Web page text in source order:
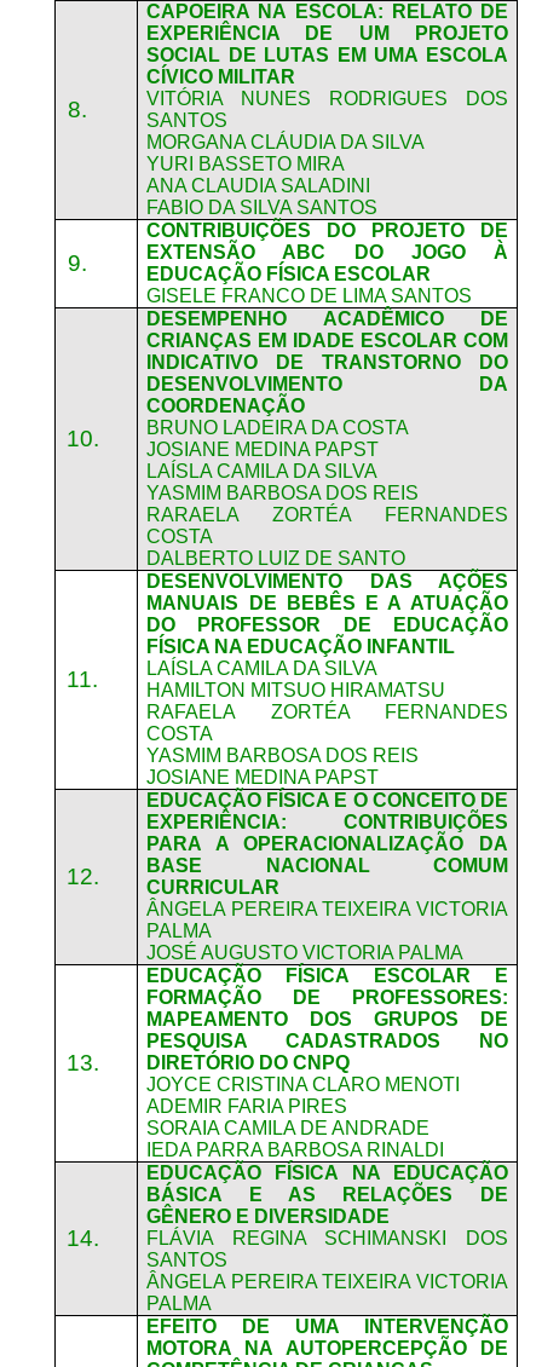
8.
CAPOEIRA NA ESCOLA: RELATO DE
EXPERIÊNCIA DE UM PROJETO
SOCIAL DE LUTAS EM UMA ESCOLA
CÍVICO MILITAR
VITÓRIA NUNES RODRIGUES DOS
SANTOS
MORGANA CLÁUDIA DA SILVA
YURI BASSETO MIRA
ANA CLAUDIA SALADINI
FABIO DA SILVA SANTOS
9.
CONTRIBUIÇÕES DO PROJETO DE
EXTENSÃO ABC DO JOGO À
EDUCAÇÃO FÍSICA ESCOLAR
GISELE FRANCO DE LIMA SANTOS
10.
DESEMPENHO ACADÊMICO DE
CRIANÇAS EM IDADE ESCOLAR COM
INDICATIVO DE TRANSTORNO DO
DESENVOLVIMENTO DA
COORDENAÇÃO
BRUNO LADEIRA DA COSTA
JOSIANE MEDINA PAPST
LAÍSLA CAMILA DA SILVA
YASMIM BARBOSA DOS REIS
RARAELA ZORTÉA FERNANDES
COSTA
DALBERTO LUIZ DE SANTO
11.
DESENVOLVIMENTO DAS AÇÕES
MANUAIS DE BEBÊS E A ATUAÇÃO
DO PROFESSOR DE EDUCAÇÃO
FÍSICA NA EDUCAÇÃO INFANTIL
LAÍSLA CAMILA DA SILVA
HAMILTON MITSUO HIRAMATSU
RAFAELA ZORTÉA FERNANDES
COSTA
YASMIM BARBOSA DOS REIS
JOSIANE MEDINA PAPST
12.
EDUCAÇÃO FÍSICA E O CONCEITO DE
EXPERIÊNCIA: CONTRIBUIÇÕES
PARA A OPERACIONALIZAÇÃO DA
BASE NACIONAL COMUM
CURRICULAR
ÂNGELA PEREIRA TEIXEIRA VICTORIA
PALMA
JOSÉ AUGUSTO VICTORIA PALMA
13.
EDUCAÇÃO FÍSICA ESCOLAR E
FORMAÇÃO DE PROFESSORES:
MAPEAMENTO DOS GRUPOS DE
PESQUISA CADASTRADOS NO
DIRETÓRIO DO CNPQ
JOYCE CRISTINA CLARO MENOTI
ADEMIR FARIA PIRES
SORAIA CAMILA DE ANDRADE
IEDA PARRA BARBOSA RINALDI
14.
EDUCAÇÃO FÍSICA NA EDUCAÇÃO
BÁSICA E AS RELAÇÕES DE
GÊNERO E DIVERSIDADE
FLÁVIA REGINA SCHIMANSKI DOS
SANTOS
ÂNGELA PEREIRA TEIXEIRA VICTORIA
PALMA
EFEITO DE UMA INTERVENÇÃO
MOTORA NA AUTOPERCEPÇÃO DE